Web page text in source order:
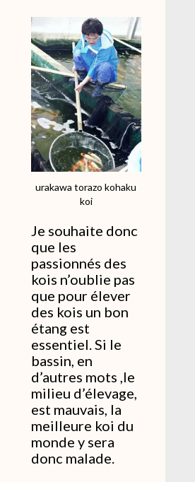
urakawa torazo kohaku
koi
Je souhaite donc
que les
passionnés des
kois n’oublie pas
que pour élever
des kois un bon
étang est
essentiel. Si le
bassin, en
d’autres mots ,le
milieu d’élevage,
est mauvais, la
meilleure koi du
monde y sera
donc malade.